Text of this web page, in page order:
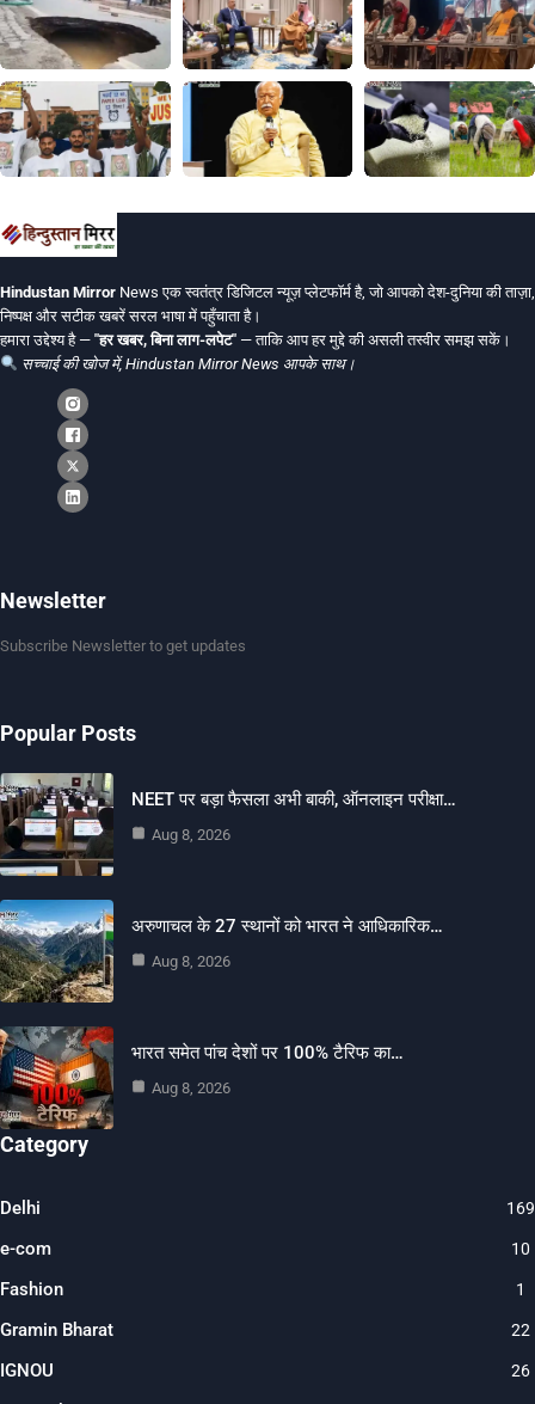
Hindustan Mirror News एक स्वतंत्र डिजिटल न्यूज़ प्लेटफॉर्म है, जो आपको देश-दुनिया की ताज़ा,
निष्पक्ष और सटीक खबरें सरल भाषा में पहुँचाता है।
हमारा उद्देश्य है — "हर खबर, बिना लाग-लपेट" — ताकि आप हर मुद्दे की असली तस्वीर समझ सकें।
सच्चाई की खोज में, Hindustan Mirror News आपके साथ।
Newsletter
Subscribe Newsletter to get updates
Popular Posts
NEET पर बड़ा फैसला अभी बाकी, ऑनलाइन परीक्षा…
Aug 8, 2026
अरुणाचल के 27 स्थानों को भारत ने आधिकारिक…
Aug 8, 2026
भारत समेत पांच देशों पर 100% टैरिफ का…
Aug 8, 2026
Category
Delhi
e-com 10
Fashion 1
Gramin Bharat 22
IGNOU 26